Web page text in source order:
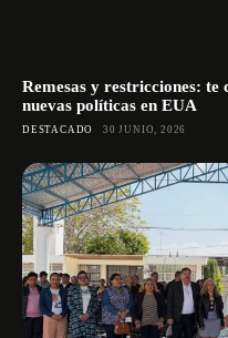
Remesas y restricciones: te
nuevas políticas en EUA
DESTACADO 30 JUNIO, 2026